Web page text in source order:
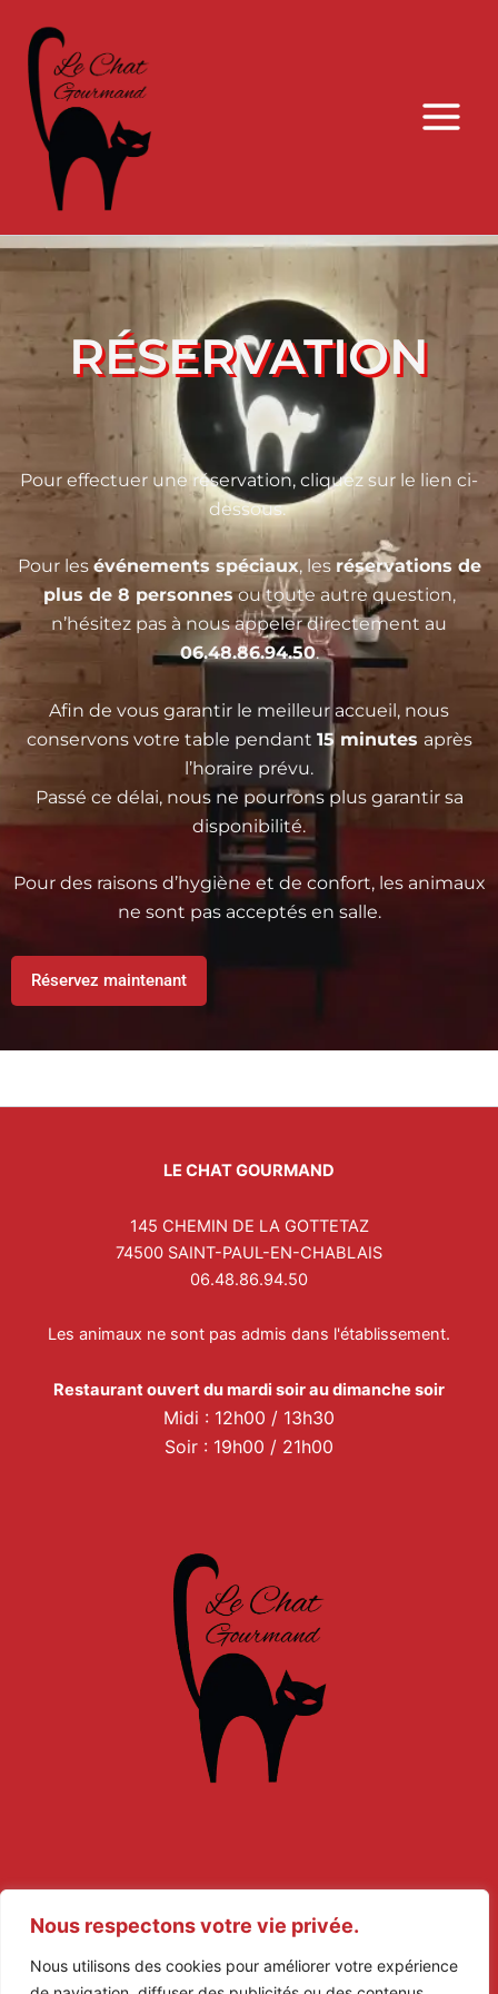
Nous respectons votre vie privée.
Nous utilisons des cookies pour améliorer votre expérience
contenu
RÉSERVATION
Pour effectuer une réservation, cliquez sur le lien ci-
dessous.
Pour les événements spéciaux, les réservations de
plus de 8 personnesou toute autre question,
n’hésitez pas à nous appeler directement au
06.48.86.94.50.
Afin de vous garantir le meilleur accueil, nous
conservons votre table pendant 15 minutes après
l’horaire prévu.
Passé ce délai, nous ne pourrons plus garantir sa
disponibilité.
Pour des raisons d’hygiène et de confort, les animaux
ne sont pas acceptés en salle.
Réservez maintenant
LE CHAT GOURMAND
145 CHEMIN DE LA GOTTETAZ
74500 SAINT-PAUL-EN-CHABLAIS
06.48.86.94.50
Les animaux ne sont pas admis dans l'établissement.
Restaurant ouvert du mardi soir au dimanche soir
Midi : 12h00 / 13h30
Soir : 19h00 / 21h00